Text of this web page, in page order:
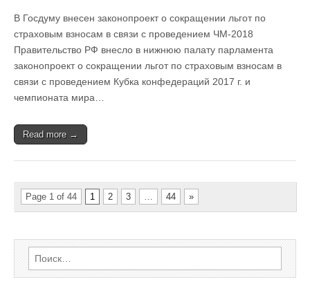
В Госдуму внесен законопроект о сокращении льгот по
страховым взносам в связи с проведением ЧМ-2018
Правительство РФ внесло в нижнюю палату парламента
законопроект о сокращении льгот по страховым взносам в
связи с проведением Кубка конфедераций 2017 г. и
чемпионата мира…
Read more →
Page 1 of 44 1 2 3 44 »
Найти: